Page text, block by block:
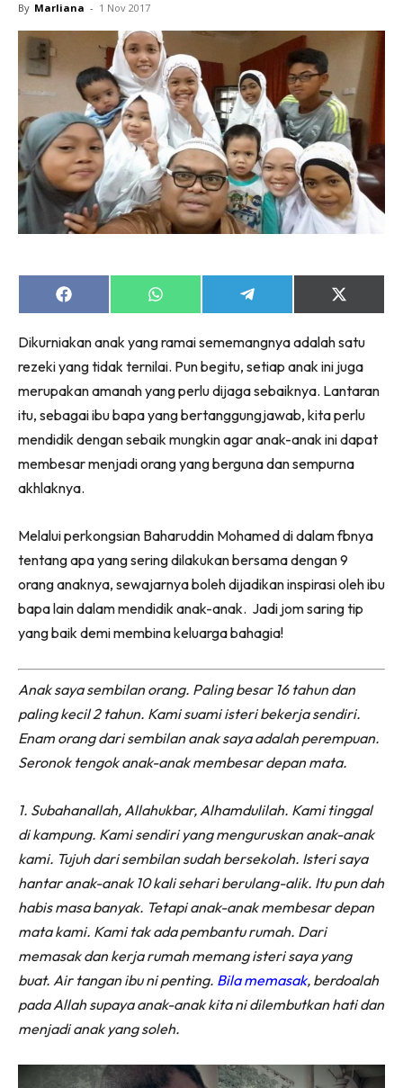
By Marliana - 1 Nov 2017
Share
on
Share
on
Share
on
Share
on
(Twitter)
Dikurniakan anak yang ramai sememangnya adalah satu
rezeki yang tidak ternilai. Pun begitu, setiap anak ini juga
merupakan amanah yang perlu dijaga sebaiknya. Lantaran
itu, sebagai ibu bapa yang bertanggungjawab, kita perlu
mendidik dengan sebaik mungkin agar anak-anak ini dapat
membesar menjadi orang yang berguna dan sempurna
akhlaknya.
Melalui perkongsian Baharuddin Mohamed di dalam fbnya
tentang apa yang sering dilakukan bersama dengan 9
orang anaknya, sewajarnya boleh dijadikan inspirasi oleh ibu
bapa lain dalam mendidik anak-anak. Jadi jom saring tip
yang baik demi membina keluarga bahagia!
Anak saya sembilan orang. Paling besar 16 tahun dan
paling kecil 2 tahun. Kami suami isteri bekerja sendiri.
Enam orang dari sembilan anak saya adalah perempuan.
Seronok tengok anak-anak membesar depan mata.
1. Subahanallah, Allahukbar, Alhamdulilah. Kami tinggal
di kampung. Kami sendiri yang menguruskan anak-anak
kami. Tujuh dari sembilan sudah bersekolah. Isteri saya
hantar anak-anak 10 kali sehari berulang-alik. Itu pun dah
habis masa banyak. Tetapi anak-anak membesar depan
mata kami. Kami tak ada pembantu rumah. Dari
memasak dan kerja rumah memang isteri saya yang
buat. Air tangan ibu ni penting. Bila memasak, berdoalah
pada Allah supaya anak-anak kita ni dilembutkan hati dan
menjadi anak yang soleh.